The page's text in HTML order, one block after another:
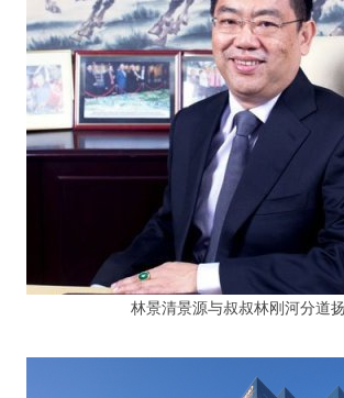
林景清景源与叔叔林刚河分道